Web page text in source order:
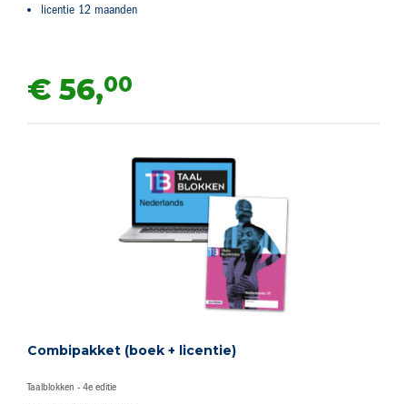
licentie 12 maanden
€ 56,00
Combipakket (boek + licentie)
Taalblokken - 4e editie